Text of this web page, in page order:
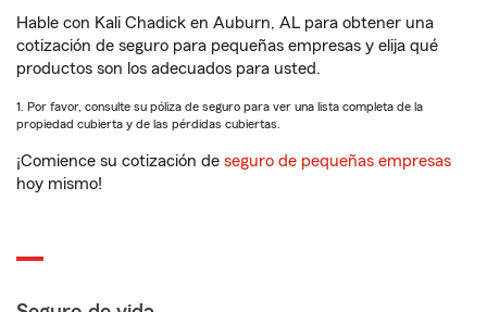
Hable con Kali Chadick en Auburn, AL para obtener una
cotización de seguro para pequeñas empresas y elija qué
productos son los adecuados para usted.
1. Por favor, consulte su póliza de seguro para ver una lista completa de la
propiedad cubierta y de las pérdidas cubiertas.
¡Comience su cotización de seguro de pequeñas empresas
hoy mismo!